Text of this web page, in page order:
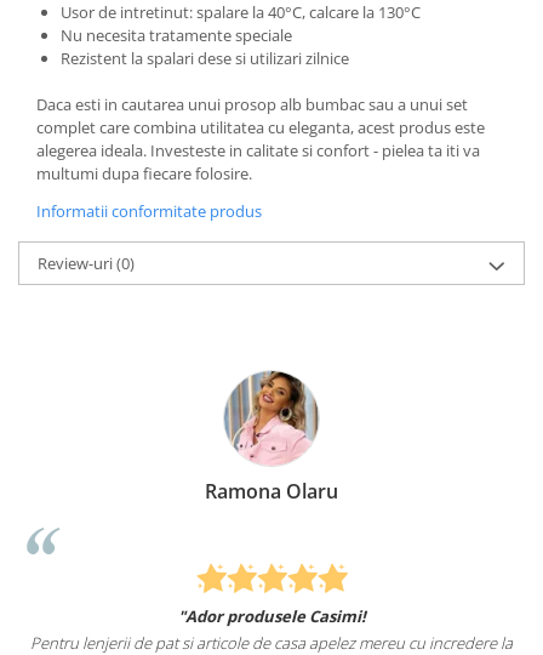
Usor de intretinut: spalare la 40°C, calcare la 130°C
Nu necesita tratamente speciale
Rezistent la spalari dese si utilizari zilnice
Daca esti in cautarea unui prosop alb bumbac sau a unui set
complet care combina utilitatea cu eleganta, acest produs este
alegerea ideala. Investeste in calitate si confort - pielea ta iti va
multumi dupa fiecare folosire.
Informatii conformitate produs
Review-uri(0)
Ramona Olaru
"Ador produsele Casimi!
Pentru lenjerii de pat si articole de casa apelez mereu cu incredere la